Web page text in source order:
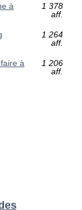
à
1 378
aff.
1 264
aff.
à
1 206
aff.